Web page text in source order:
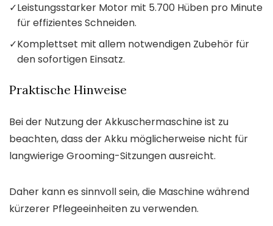
✓Leistungsstarker Motor mit 5.700 Hüben pro Minute
für effizientes Schneiden.
✓Komplettset mit allem notwendigen Zubehör für
den sofortigen Einsatz.
Praktische Hinweise
Bei der Nutzung der Akkuschermaschine ist zu
beachten, dass der Akku möglicherweise nicht für
langwierige Grooming-Sitzungen ausreicht.
Daher kann es sinnvoll sein, die Maschine während
kürzerer Pflegeeinheiten zu verwenden.